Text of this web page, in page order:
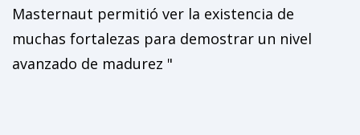
Masternaut permitió ver la existencia de
muchas fortalezas para demostrar un nivel
avanzado de madurez "